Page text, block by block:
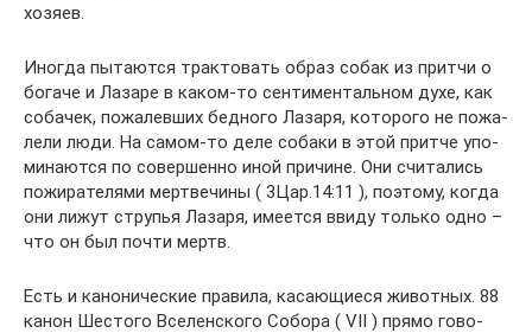
хозяев.
Иногда пыта­ются трак­то­вать образ собак из притчи о
богаче и Лазаре в каком-то сен­ти­мен­таль­ном духе, как
соба­чек, пожа­лев­ших бед­ного Лазаря, кото­рого не пожа­
лели люди. На самом-то деле собаки в этой притче упо­
ми­на­ются по совер­шенно иной при­чине. Они счи­та­лись
пожи­ра­те­лями мерт­ве­чины ( 3Цар.14:11 ), поэтому, когда
они лижут стру­пья Лазаря, име­ется ввиду только одно –
что он был почти мертв.
Есть и кано­ни­че­ские пра­вила, каса­ю­щи­еся живот­ных. 88
канон Шестого Все­лен­ского Собора ( VII ) прямо гово­